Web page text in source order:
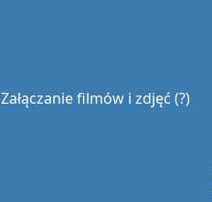
Załączanie filmów i zdjęć (?)